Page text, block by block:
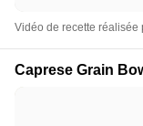
Vidéo de recette réalisée
Caprese Grain